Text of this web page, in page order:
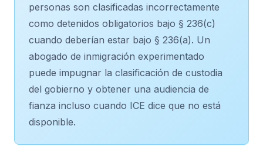
personas son clasificadas incorrectamente
como detenidos obligatorios bajo § 236(c)
cuando deberían estar bajo § 236(a). Un
abogado de inmigración experimentado
puede impugnar la clasificación de custodia
del gobierno y obtener una audiencia de
fianza incluso cuando ICE dice que no está
disponible.